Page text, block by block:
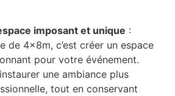
imposant et unique :
de 4x8m, c’est créer un espace
pour votre événement.
une ambiance plus
tout en conservant